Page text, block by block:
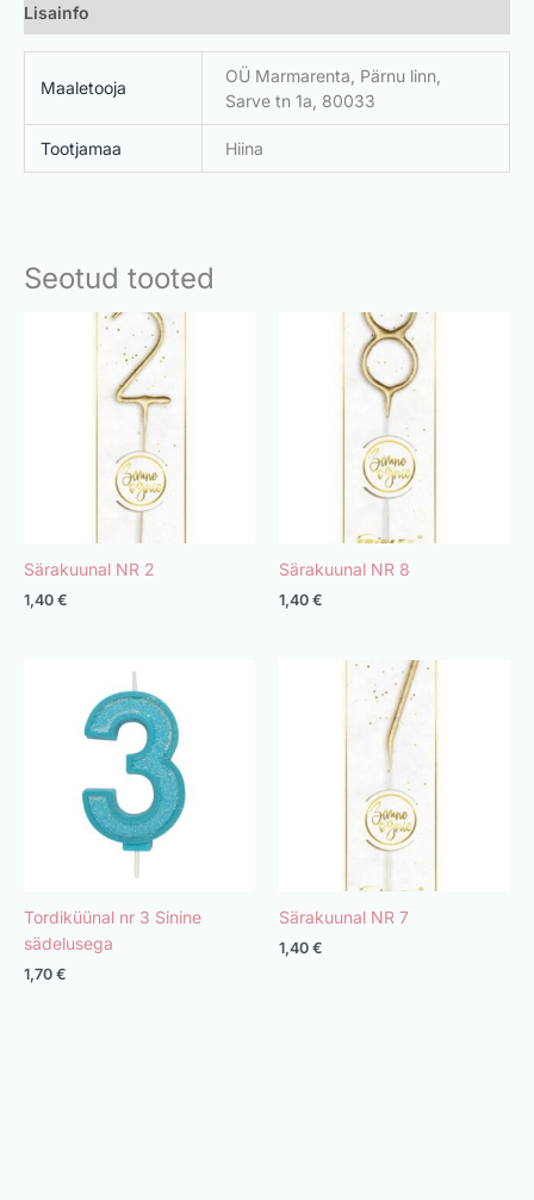
Lisainfo
Maaletooja
OÜ Marmarenta, Pärnu linn,
Sarve tn 1a, 80033
Tootjamaa Hiina
Seotud tooted
Särakuunal NR 2
1,40 €
Särakuunal NR 8
1,40 €
Tordiküünal nr 3 Sinine
sädelusega
1,70 €
Särakuunal NR 7
1,40 €